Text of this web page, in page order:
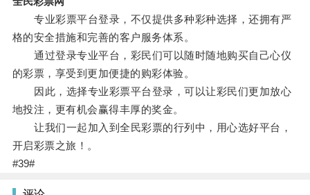
专业彩票平台登录，不仅提供多种彩种选择，还拥有严
格的安全措施和完善的客户服务体系。
通过登录专业平台，彩民们可以随时随地购买自己心仪
的彩票，享受到更加便捷的购彩体验。
因此，选择专业彩票平台登录，可以让彩民们更加放心
地投注，更有机会赢得丰厚的奖金。
让我们一起加入到全民彩票的行列中，用心选好平台，
开启彩票之旅！。
#39#